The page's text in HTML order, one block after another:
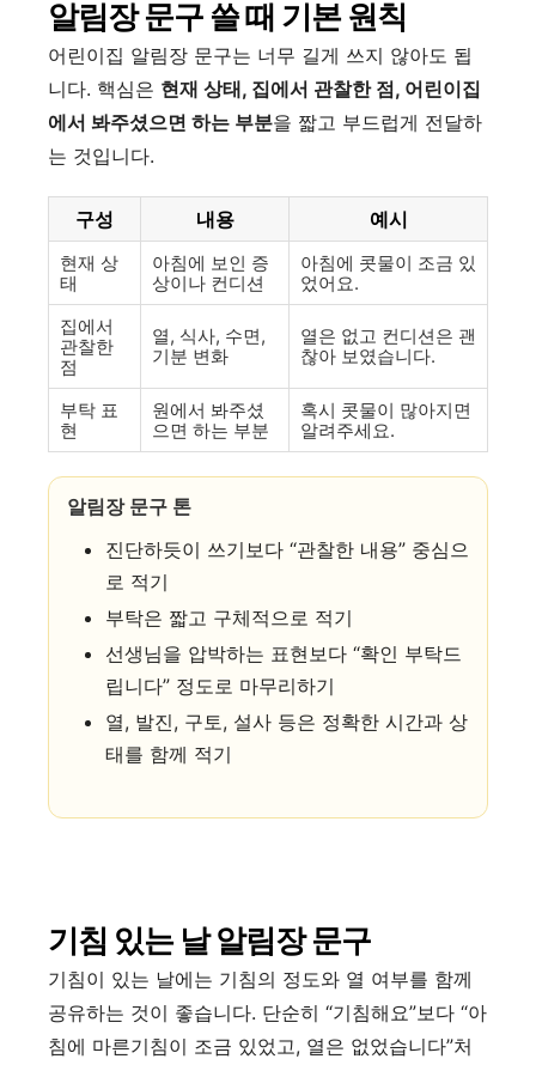
알림장 문구 쓸 때 기본 원칙
어린이집 알림장 문구는 너무 길게 쓰지 않아도 됩
니다. 핵심은 현재 상태, 집에서 관찰한 점, 어린이집
에서 봐주셨으면 하는 부분을 짧고 부드럽게 전달하
는 것입니다.
구성 내용 예시
현재 상
태
아침에 보인 증
상이나 컨디션
아침에 콧물이 조금 있
었어요.
집에서
관찰한
점
열, 식사, 수면,
기분 변화
열은 없고 컨디션은 괜
찮아 보였습니다.
부탁 표
현
원에서 봐주셨
으면 하는 부분
혹시 콧물이 많아지면
알려주세요.
알림장 문구 톤
진단하듯이 쓰기보다 “관찰한 내용” 중심으
로 적기
부탁은 짧고 구체적으로 적기
선생님을 압박하는 표현보다 “확인 부탁드
립니다” 정도로 마무리하기
열, 발진, 구토, 설사 등은 정확한 시간과 상
태를 함께 적기
기침 있는 날 알림장 문구
기침이 있는 날에는 기침의 정도와 열 여부를 함께
공유하는 것이 좋습니다. 단순히 “기침해요”보다 “아
침에 마른기침이 조금 있었고, 열은 없었습니다”처